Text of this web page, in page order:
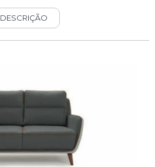
DESCRIÇÃO